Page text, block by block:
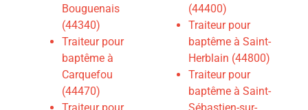
Bouguenais
(44340)
Traiteur pour
baptême à
Carquefou
(44470)
(44400)
Traiteur pour
baptême à Saint-
Herblain (44800)
Traiteur pour
baptême à Saint-